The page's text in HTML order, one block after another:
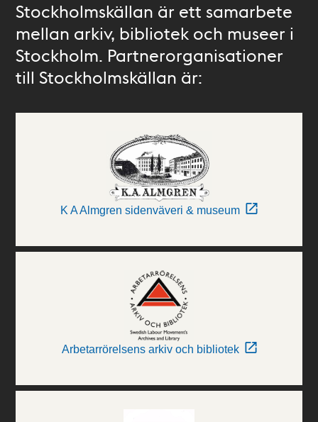
Stockholmskällan är ett samarbete
mellan arkiv, bibliotek och museer i
Stockholm. Partnerorganisationer
till Stockholmskällan är:
K A Almgren sidenväveri & museum
Arbetarrörelsens arkiv och bibliotek